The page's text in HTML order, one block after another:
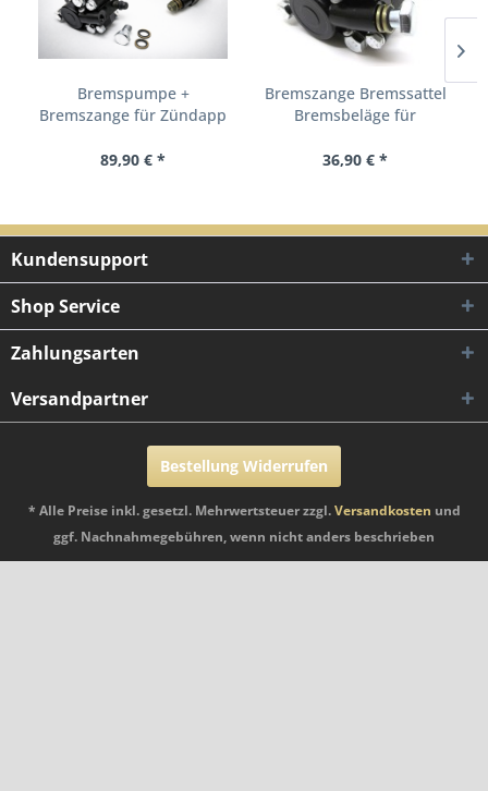
Bremspumpe +
Bremszange für Zündapp
89,90 € *
Bremszange Bremssattel
Bremsbeläge für
36,90 € *
Kundensupport
Shop Service
Zahlungsarten
Versandpartner
Bestellung Widerrufen
* Alle Preise inkl. gesetzl. Mehrwertsteuer zzgl.Versandkosten und
ggf. Nachnahmegebühren, wenn nicht anders beschrieben